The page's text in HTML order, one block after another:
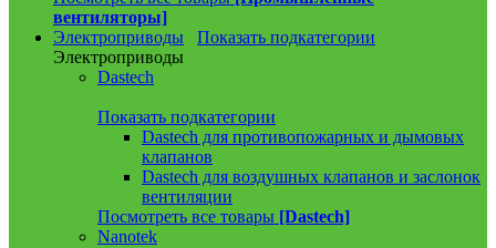
вентиляторы]
Электроприводы
Показать подкатегории
Электроприводы
Dastech
Показать подкатегории
Dastech для противопожарных и дымовых
клапанов
Dastech для воздушных клапанов и заслонок
вентиляции
Посмотреть все товары [Dastech]
Nanotek